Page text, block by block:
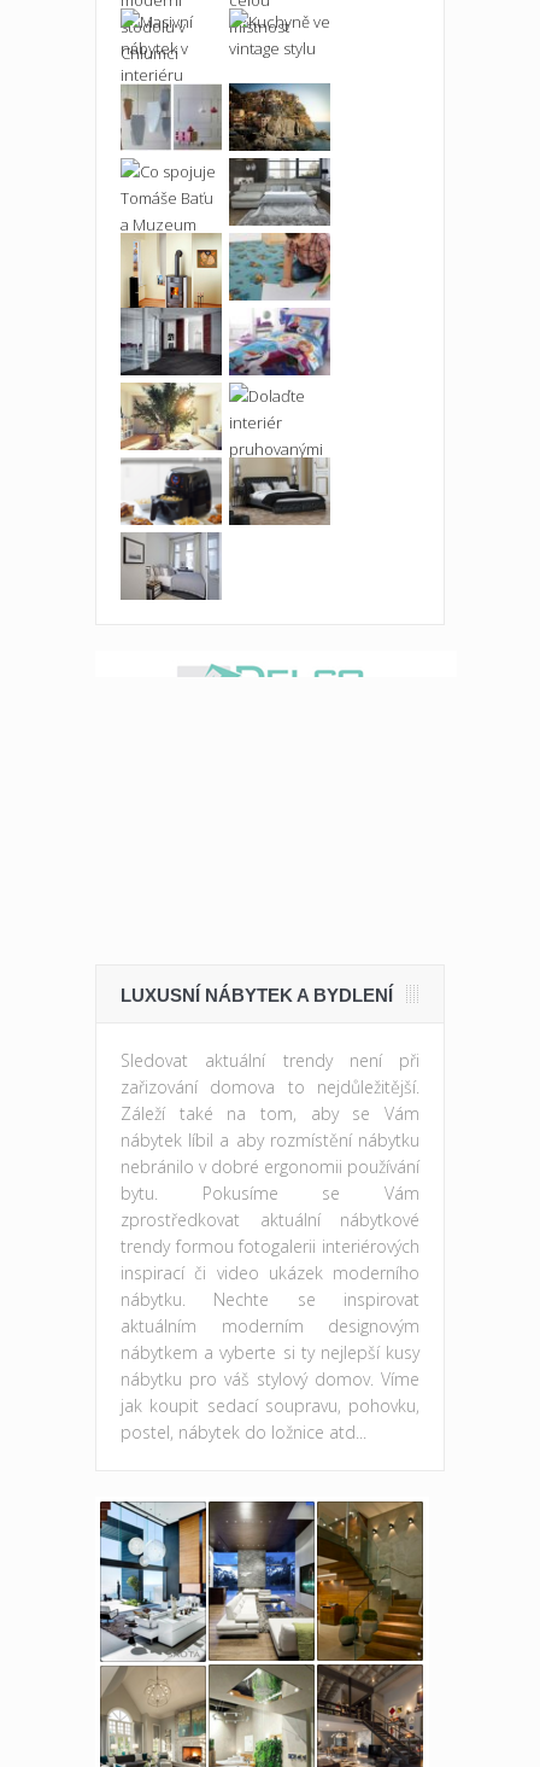
LUXUSNÍ NÁBYTEK A BYDLENÍ
Sledovat aktuální trendy není při
zařizování domova to nejdůležitější.
Záleží také na tom, aby se Vám
nábytek líbil a aby rozmístění nábytku
nebránilo v dobré ergonomii používání
bytu. Pokusíme se Vám
zprostředkovat aktuální nábytkové
trendy formou fotogalerii interiérových
inspirací či video ukázek moderního
nábytku. Nechte se inspirovat
aktuálním moderním designovým
nábytkem a vyberte si ty nejlepší kusy
nábytku pro váš stylový domov. Víme
jak koupit sedací soupravu, pohovku,
postel, nábytek do ložnice atd...